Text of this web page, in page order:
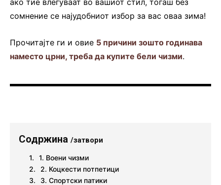
сомнение се најудобниот избор за вас оваа зима!
Прочитајте ги и овие 5 причини зошто годинава
наместо црни, треба да купите бели чизми.
Содржина /затвори
1. Воени чизми
2. Коцкести потпетици
3. Спортски патики